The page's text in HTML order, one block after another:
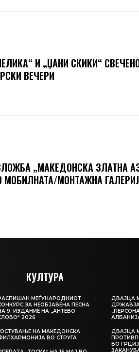
И „ЏАНИ СКИКИ“
ВЕЧЕРИ
„МАКЕДОНСКА ЗЛАТНА
МОБИЛНАТА/МОНТАЖНА
КУЛТУРА
МЕЃУНАРОДНИОТ
ЗА НЕОБЈАВЕНА ПЕСНА
9. ИЗДАНИЕ НА „АНТЕВО
2026
НА МАКЕДОНСКА
ВО СТРУГА
ДВАЈЦА
ДВАЈЦА
ВО